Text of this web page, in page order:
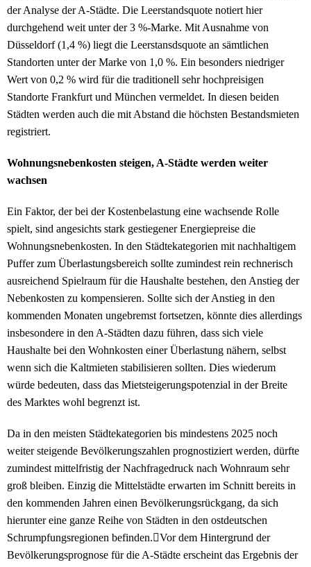
der Analyse der A-Städte. Die Leerstandsquote notiert hier
durchgehend weit unter der 3 %-Marke. Mit Ausnahme von
Düsseldorf (1,4 %) liegt die Leerstansdsquote an sämtlichen
Standorten unter der Marke von 1,0 %. Ein besonders niedriger
Wert von 0,2 % wird für die traditionell sehr hochpreisigen
Standorte Frankfurt und München vermeldet. In diesen beiden
Städten werden auch die mit Abstand die höchsten Bestandsmieten
registriert.
Wohnungsnebenkosten steigen, A-Städte werden weiter
wachsen
Ein Faktor, der bei der Kostenbelastung eine wachsende Rolle
spielt, sind angesichts stark gestiegener Energiepreise die
Wohnungsnebenkosten. In den Städtekategorien mit nachhaltigem
Puffer zum Überlastungsbereich sollte zumindest rein rechnerisch
ausreichend Spielraum für die Haushalte bestehen, den Anstieg der
Nebenkosten zu kompensieren. Sollte sich der Anstieg in den
kommenden Monaten ungebremst fortsetzen, könnte dies allerdings
insbesondere in den A-Städten dazu führen, dass sich viele
Haushalte bei den Wohnkosten einer Überlastung nähern, selbst
wenn sich die Kaltmieten stabilisieren sollten. Dies wiederum
würde bedeuten, dass das Mietsteigerungspotenzial in der Breite
des Marktes wohl begrenzt ist.
Da in den meisten Städtekategorien bis mindestens 2025 noch
weiter steigende Bevölkerungszahlen prognostiziert werden, dürfte
zumindest mittelfristig der Nachfragedruck nach Wohnraum sehr
groß bleiben. Einzig die Mittelstädte erwarten im Schnitt bereits in
den kommenden Jahren einen Bevölkerungsrückgang, da sich
hierunter eine ganze Reihe von Städten in den ostdeutschen
Schrumpfungsregionen befinden.Vor dem Hintergrund der
Bevölkerungsprognose für die A-Städte erscheint das Ergebnis der